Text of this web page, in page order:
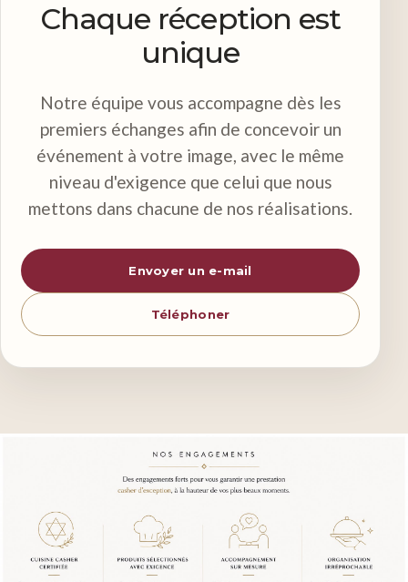
Chaque réception est
unique
Notre équipe vous accompagne dès les
premiers échanges afin de concevoir un
événement à votre image, avec le même
niveau d'exigence que celui que nous
mettons dans chacune de nos réalisations.
Envoyer un e-mail
Téléphoner